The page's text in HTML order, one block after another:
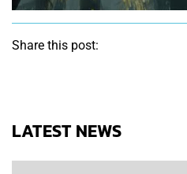
Share this post:
LATEST NEWS